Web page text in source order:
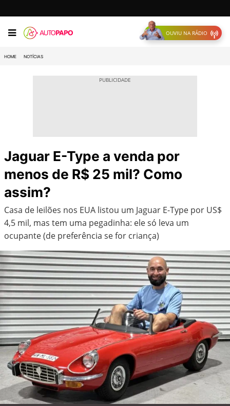
OUVIU NA RÁDIO
HOME NOTÍCIAS
Jaguar E-Type a venda por
menos de R$ 25 mil? Como
assim?
Casa de leilões nos EUA listou um Jaguar E-Type por US$
4,5 mil, mas tem uma pegadinha: ele só leva um
ocupante (de preferência se for criança)